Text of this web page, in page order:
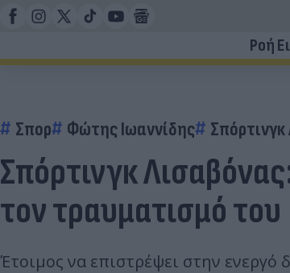
Ροή
Σπορ Φώτης Ιωαννίδης
Σπόρτινγκ
τον τραυματισμό του
Έτοιμος να επιστρέψει στην